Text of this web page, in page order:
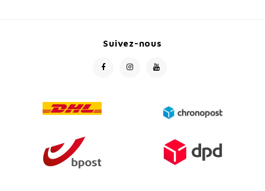
Suivez-nous